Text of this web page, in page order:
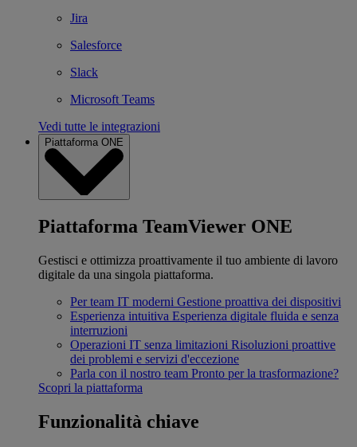
Jira
Salesforce
Slack
Microsoft Teams
Vedi tutte le integrazioni
Piattaforma ONE
Piattaforma TeamViewer ONE
Gestisci e ottimizza proattivamente il tuo ambiente di lavoro
digitale da una singola piattaforma.
Per team IT moderni Gestione proattiva dei dispositivi
Esperienza intuitiva Esperienza digitale fluida e senza
interruzioni
Operazioni IT senza limitazioni Risoluzioni proattive
dei problemi e servizi d'eccezione
Parla con il nostro team Pronto per la trasformazione?
Scopri la piattaforma
Funzionalità chiave